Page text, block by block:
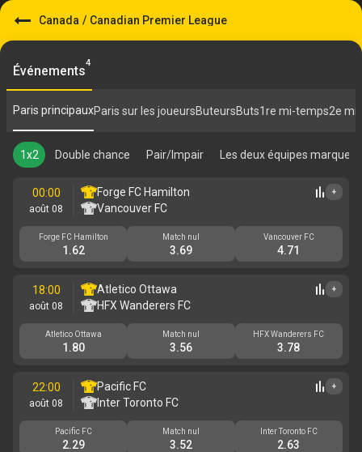
Canada / Canadian Premier League
Événements
4
Paris principauxParis sur les joueursButeursButs1re mi-temps2e
1x2 Double chance Pair/Impair Les deux équipes marquent
00:00
août 08
Forge FC Hamilton
Vancouver FC
+
Forge FC Hamilton
1.62
Match nul
3.69
Vancouver FC
4.71
18:00
août 08
Atletico Ottawa
HFX Wanderers FC
+
Atletico Ottawa
1.80
Match nul
3.56
HFX Wanderers FC
3.78
22:00
août 08
Pacific FC
Inter Toronto FC
+
Pacific FC
2.29
Match nul
3.52
Inter Toronto FC
2.63